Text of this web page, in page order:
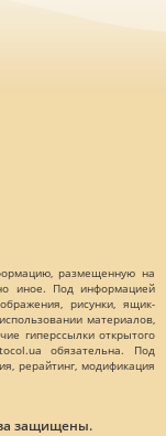
размещенную на
иное. Под информацией
рисунки, ящик-
материалов,
гиперссылки открытого
обязательна. Под
рерайтинг, модификация
защищены.